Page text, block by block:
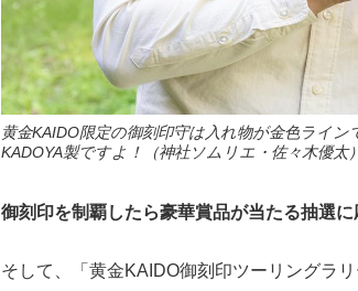
黄金KAIDO限定の御刻印守は入れ物が金色ライ
KADOYA製ですよ！（神社ソムリエ・佐々木優太）
御刻印を制覇したら豪華賞品が当たる抽選に
そして、「黄金KAIDO御刻印ツーリングラ